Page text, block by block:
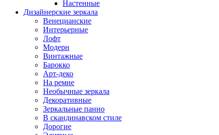
Настенные
Дизайнерские зеркала
Венецианские
Интерьерные
Лофт
Модерн
Винтажные
Барокко
Арт-деко
На ремне
Необычные зеркала
Декоративные
Зеркальные панно
В скандинавском стиле
Дорогие